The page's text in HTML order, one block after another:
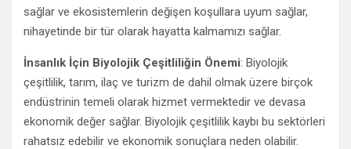
sağlar ve ekosistemlerin değişen koşullara uyum sağlar,
nihayetinde bir tür olarak hayatta kalmamızı sağlar.
İnsanlık İçin Biyolojik Çeşitliliğin Önemi: Biyolojik
çeşitlilik, tarım, ilaç ve turizm de dahil olmak üzere birçok
endüstrinin temeli olarak hizmet vermektedir ve devasa
ekonomik değer sağlar. Biyolojik çeşitlilik kaybı bu sektörleri
rahatsız edebilir ve ekonomik sonuçlara neden olabilir.